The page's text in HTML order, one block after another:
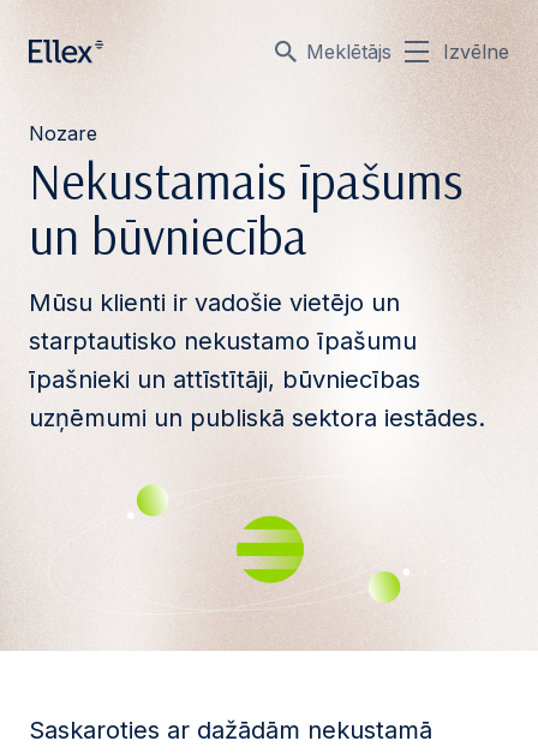
Meklētājs Izvēlne
Nozare
Nekustamais īpašums
un būvniecība
Mūsu klienti ir vadošie vietējo un
starptautisko nekustamo īpašumu
īpašnieki un attīstītāji, būvniecības
uzņēmumi un publiskā sektora iestādes.
Saskaroties ar dažādām nekustamā